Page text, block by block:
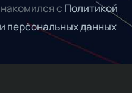
с Политикой
персональных данных